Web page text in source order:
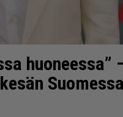
huoneessa”
Suomessa